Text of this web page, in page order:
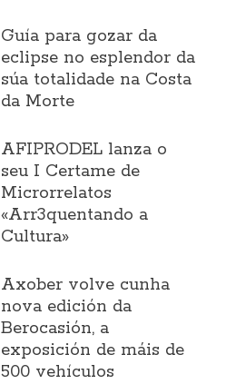
Guía para gozar da
eclipse no esplendor da
súa totalidade na Costa
da Morte
AFIPRODEL lanza o
seu I Certame de
Microrrelatos
«Arr3quentando a
Cultura»
Axober volve cunha
nova edición da
Berocasión, a
exposición de máis de
500 vehículos